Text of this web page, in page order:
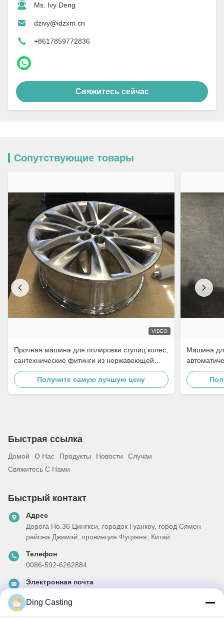
Ms. Ivy Deng
dzivy@idzxm.cn
+8617859772836
Свяжитесь сейчас
Сопутствующие товары
VIDEO
Прочная машина для полировки ступиц колес,
сантехнические фитинги из нержавеющей
стали, полировальное оборудование для
автозапчастейПолучите самую лучшую цену
Машина
меля к
Быстрая ссылка
Домой О Нас Продукты Новости
Случаи
Свяжитесь С Нами
Быстрый контакт
Адрес
Дорога Но.36 Цингкси, городок Гуанкоу, город Сямен
района Джимэй, провинция Фуцзяня, Китай
Телефон
0086-592-6262884
Электронная почта
Ding Casting